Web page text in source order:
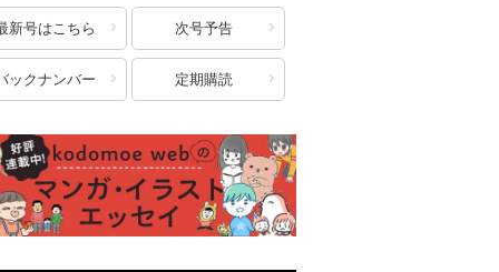
新号はこちら 次号予告
ックナンバー 定期購読